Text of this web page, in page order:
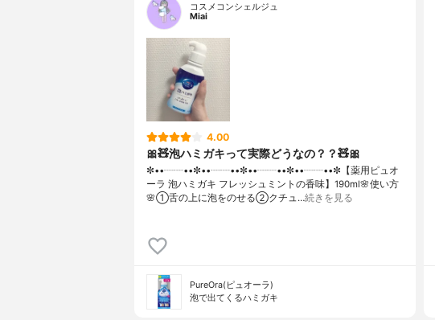
コスメコンシェルジュ
Miai
4.00
🎀🧸泡ハミガキって実際どうなの？？🧸🎀
✼••┈┈••✼••┈┈••✼••┈┈••✼••┈┈••✼【薬用ピュオ
ーラ 泡ハミガキ フレッシュミントの香味】190ml🌸使い方
🌸①舌の上に泡をのせる②クチュ…続きを見る
PureOra(ピュオーラ)
泡で出てくるハミガキ